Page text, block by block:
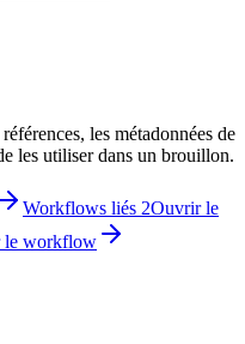
les métadonnées de
les utiliser dans un brouillon.
Workflows liés 2Ouvrir le
le workflow